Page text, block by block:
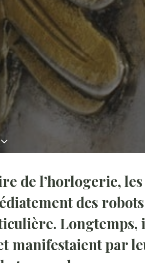
de l’horlogerie, les
des robots
Longtemps,
manifestaient par